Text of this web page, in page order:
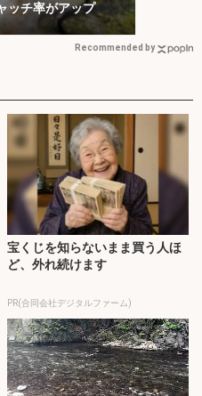
ッチ率がアップ
Recommended by
宝くじを知らないまま買う人ほ
ど、外れ続けます
PR(合同会社デジタルファーム)